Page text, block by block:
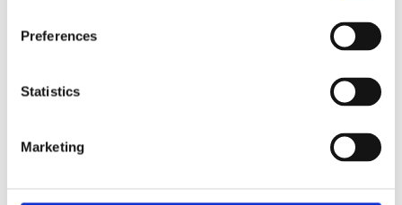
Preferences
Statistics
Marketing
RELATERADE PRODUKTER
NYHET